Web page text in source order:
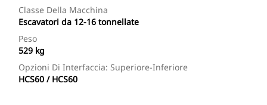
Classe Della Macchina
Escavatori da 12-16 tonnellate
Peso
529 kg
Opzioni Di Interfaccia: Superiore-Inferiore
HCS60 / HCS60